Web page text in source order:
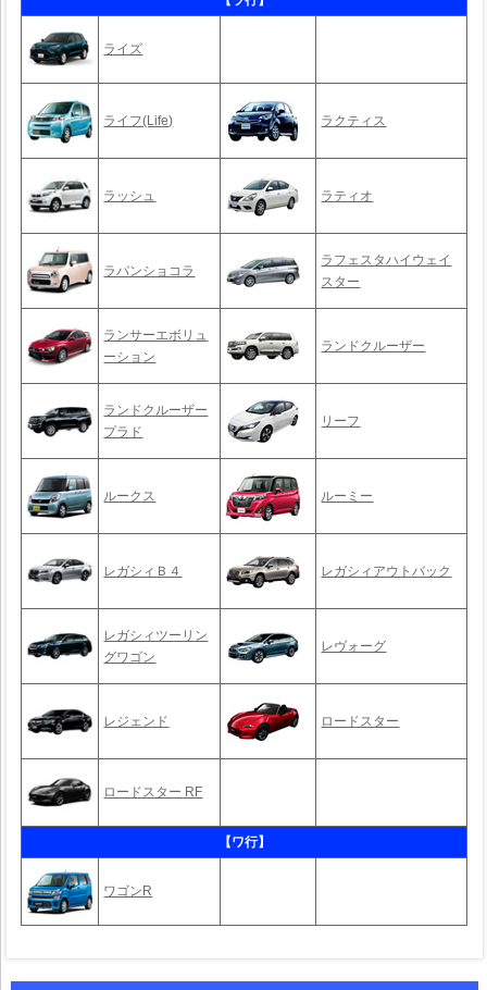
ライズ
ライフ(Life) ラクティス
ラッシュ ラティオ
ラパンショコラ
ラフェスタハイウェイ
スター
ランサーエボリュ
ーション
ランドクルーザー
ランドクルーザー
プラド
リーフ
ルークス ルーミー
レガシィＢ４ レガシィアウトバック
レガシィツーリン
グワゴン
レヴォーグ
レジェンド ロードスター
ロードスター RF
【ワ行】
ワゴンR